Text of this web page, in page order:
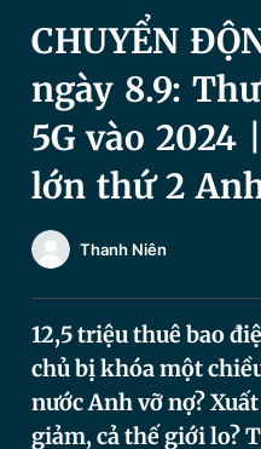
Video
Sản phẩm khác
Tiện ích
Thông tin tòa soạn
Đọc Thanh Niên trên
CHUYỂN
ngày 8.9:
5G vào
lớn thứ 2
Thanh Niên
12,5 triệu thuê bao
chủ bị khóa một
nước Anh vỡ nợ?
giảm, cả thế giới lo?